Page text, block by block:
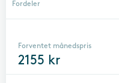
Fordeler
Forventet månedspris
2155 kr